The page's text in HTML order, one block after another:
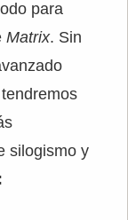
para
Matrix. Sin
silogismo y